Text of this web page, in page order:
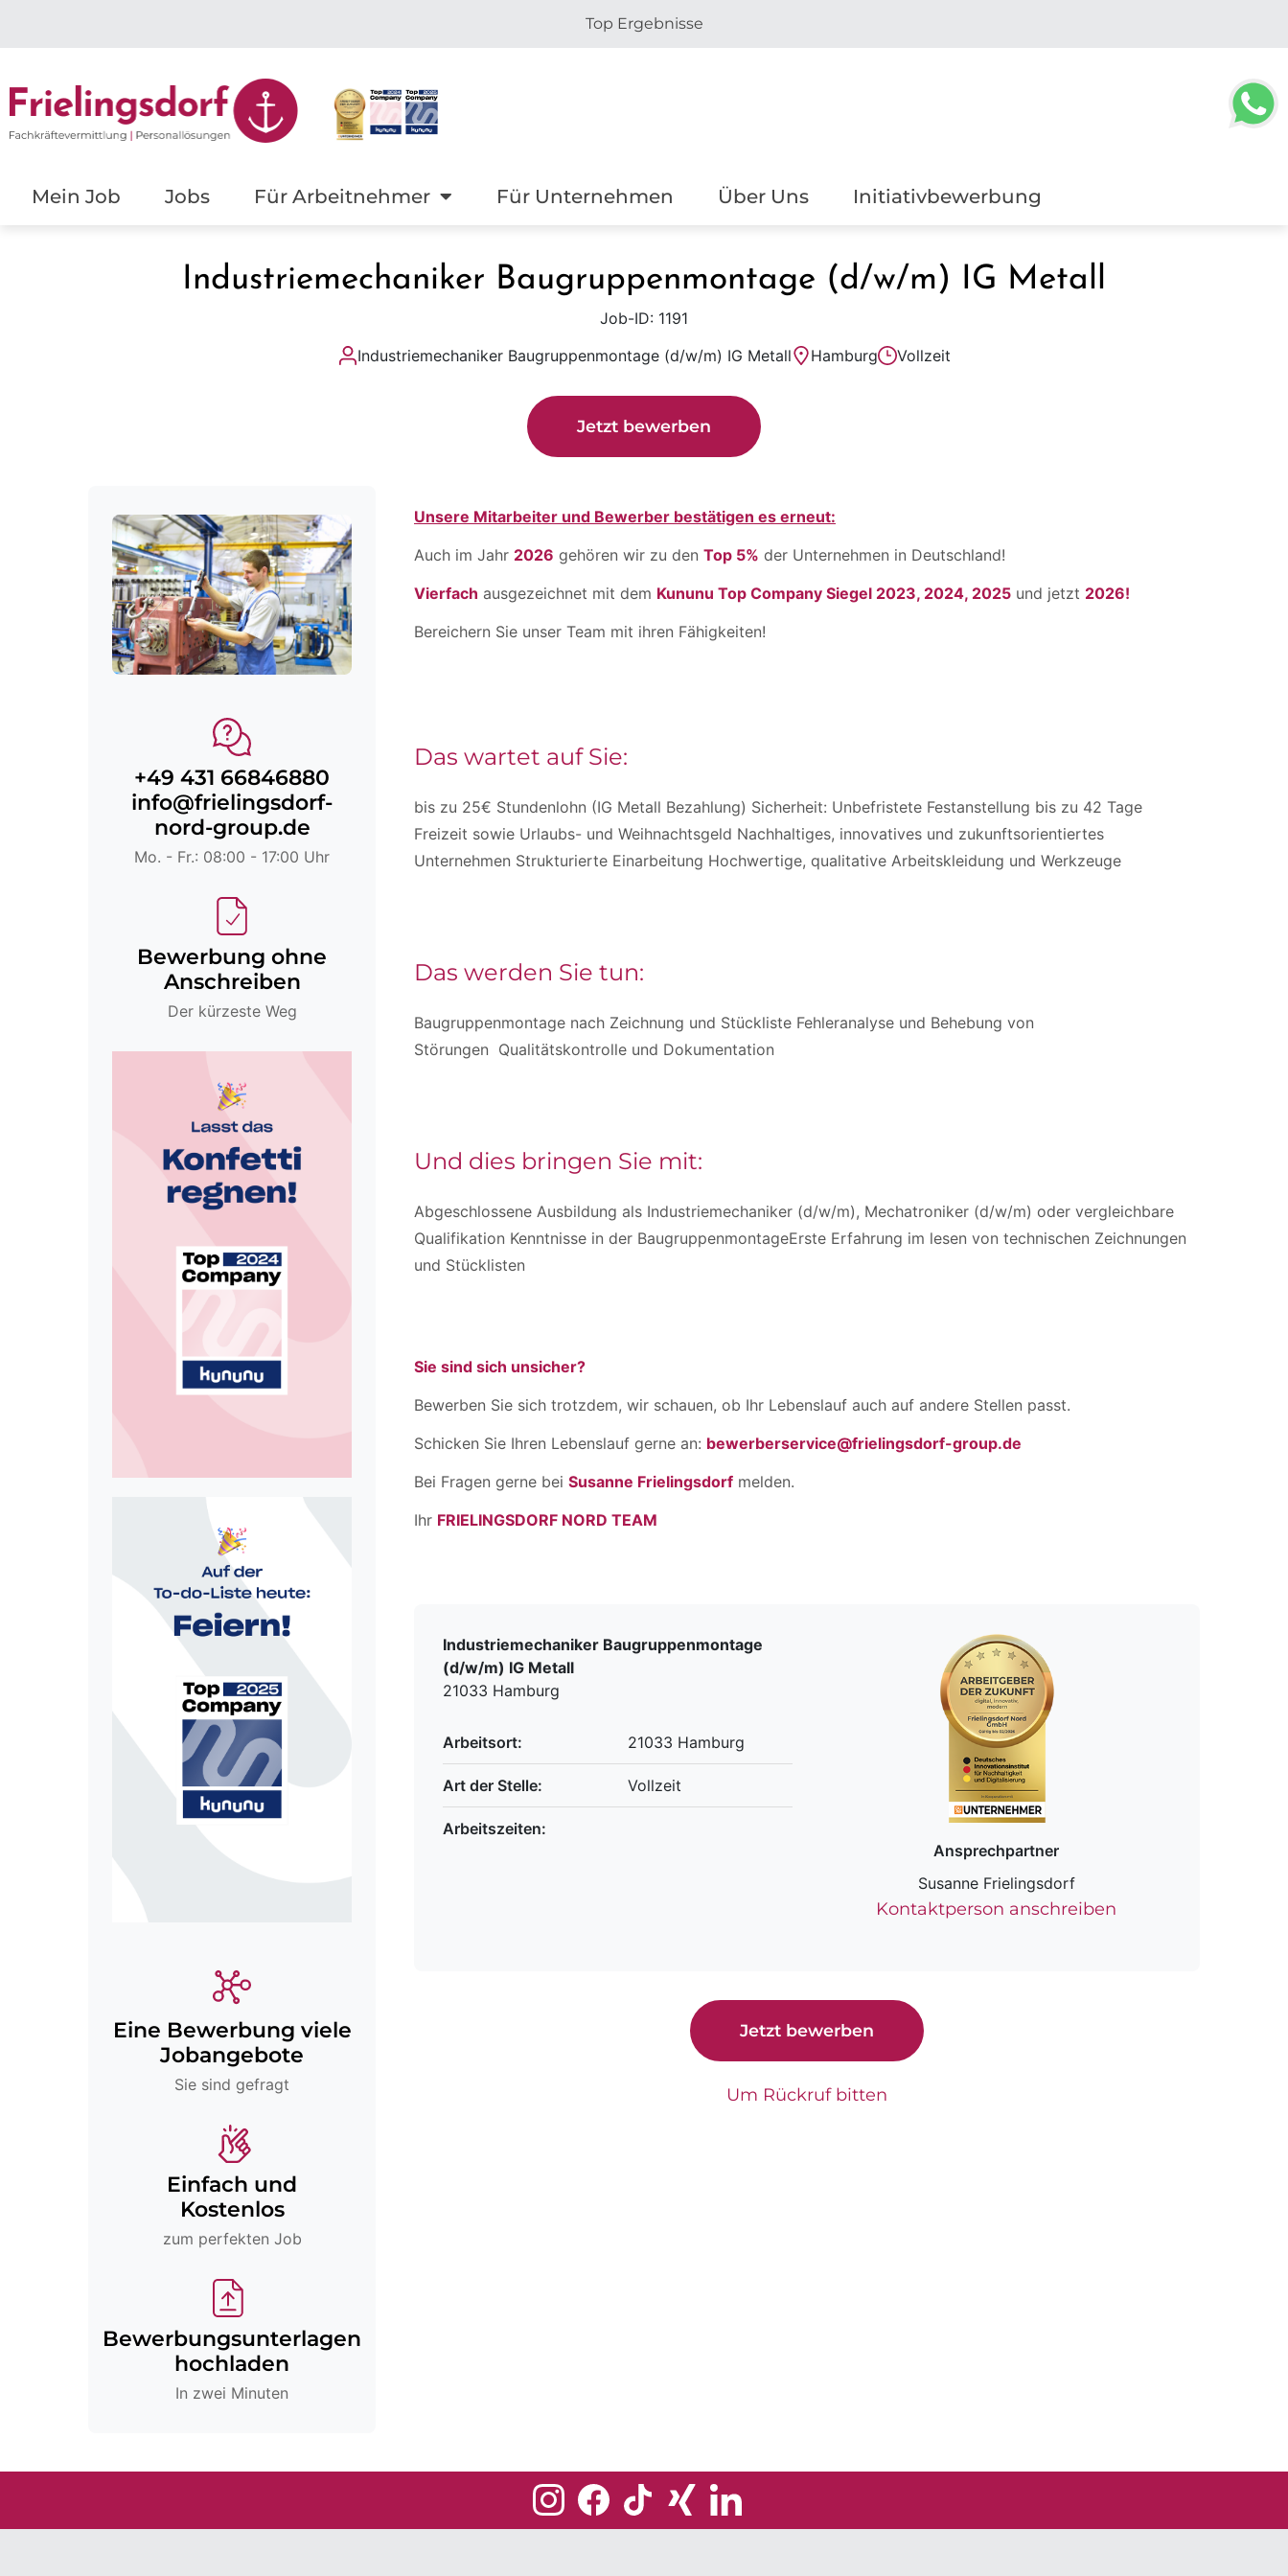
Top Ergebnisse
Mein Job Jobs Für Arbeitnehmer Für Unternehmen Über Uns Initiativbewerbung
Industriemechaniker Baugruppenmontage (d/w/m) IG Metall
Job-ID: 1191
Industriemechaniker Baugruppenmontage (d/w/m) IG Metall
Hamburg Vollzeit
Jetzt bewerben
+49 431 66846880
info@frielingsdorf-
nord-group.de
Mo. - Fr.: 08:00 - 17:00 Uhr
Bewerbung ohne
Anschreiben
Der kürzeste Weg
Eine Bewerbung viele
Jobangebote
Sie sind gefragt
Einfach und
Kostenlos
zum perfekten Job
Bewerbungsunterlagen
hochladen
In zwei Minuten
Unsere Mitarbeiter und Bewerber bestätigen es erneut:
Auch im Jahr 2026 gehören wir zu den Top 5% der Unternehmen in Deutschland!
Vierfach ausgezeichnet mit dem Kununu Top Company Siegel 2023, 2024, 2025 und jetzt 2026!
Bereichern Sie unser Team mit ihren Fähigkeiten!
Das wartet auf Sie:
bis zu 25€ Stundenlohn (IG Metall Bezahlung) Sicherheit: Unbefristete Festanstellung bis zu 42 Tage
Freizeit sowie Urlaubs- und Weihnachtsgeld Nachhaltiges, innovatives und zukunftsorientiertes
Unternehmen Strukturierte Einarbeitung Hochwertige, qualitative Arbeitskleidung und Werkzeuge
Das werden Sie tun:
Baugruppenmontage nach Zeichnung und Stückliste Fehleranalyse und Behebung von
Störungen Qualitätskontrolle und Dokumentation
Und dies bringen Sie mit:
Abgeschlossene Ausbildung als Industriemechaniker (d/w/m), Mechatroniker (d/w/m) oder vergleichbare
Qualifikation Kenntnisse in der BaugruppenmontageErste Erfahrung im lesen von technischen Zeichnungen
und Stücklisten
Sie sind sich unsicher?
Bewerben Sie sich trotzdem, wir schauen, ob Ihr Lebenslauf auch auf andere Stellen passt.
Schicken Sie Ihren Lebenslauf gerne an: bewerberservice@frielingsdorf-group.de
Bei Fragen gerne bei Susanne Frielingsdorf melden.
Ihr FRIELINGSDORF NORD TEAM
Industriemechaniker Baugruppenmontage
(d/w/m) IG Metall
21033 Hamburg
Arbeitsort: 21033 Hamburg
Art der Stelle: Vollzeit
Arbeitszeiten:
Ansprechpartner
Susanne Frielingsdorf
Kontaktperson anschreiben
Jetzt bewerben
Um Rückruf bitten